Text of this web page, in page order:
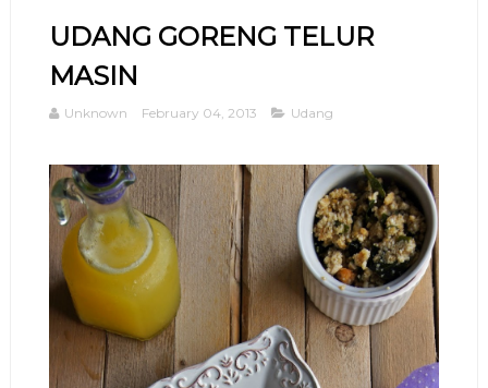
UDANG GORENG TELUR
MASIN
Unknown February 04, 2013 Udang